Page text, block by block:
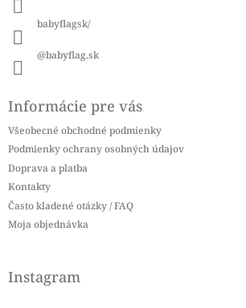
babyflagsk/
@babyflag.sk
Informácie pre vás
Všeobecné obchodné podmienky
Podmienky ochrany osobných údajov
Doprava a platba
Kontakty
Často kladené otázky / FAQ
Moja objednávka
Instagram